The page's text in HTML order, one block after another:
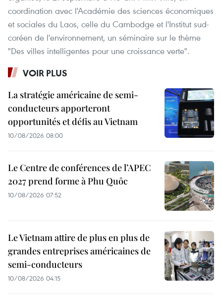
coordination avec l'Académie des sciences économiques
et sociales du Laos, celle du Cambodge et l'Institut sud-
coréen de l'environnement, un séminaire sur le thème
"Des villes intelligentes pour une croissance verte".
VOIR PLUS
La stratégie américaine de semi-
conducteurs apporteront
opportunités et défis au Vietnam
10/08/2026 08:00
Le Centre de conférences de l’APEC
2027 prend forme à Phu Quôc
10/08/2026 07:52
Le Vietnam attire de plus en plus de
grandes entreprises américaines de
semi-conducteurs
10/08/2026 04:15